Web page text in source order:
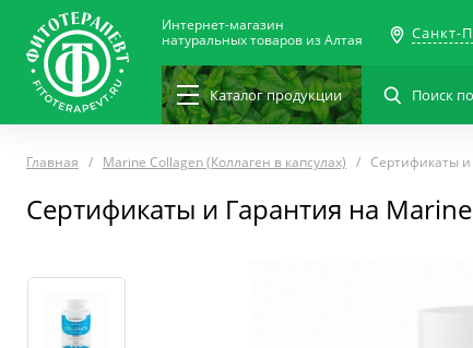
Интернет-магазин
натуральных товаров из Алтая
Санкт-
Каталогпродукции
Главная Marine Collagen (Коллаген в капсулах) Сертификаты и
Сертификаты и Гарантия на